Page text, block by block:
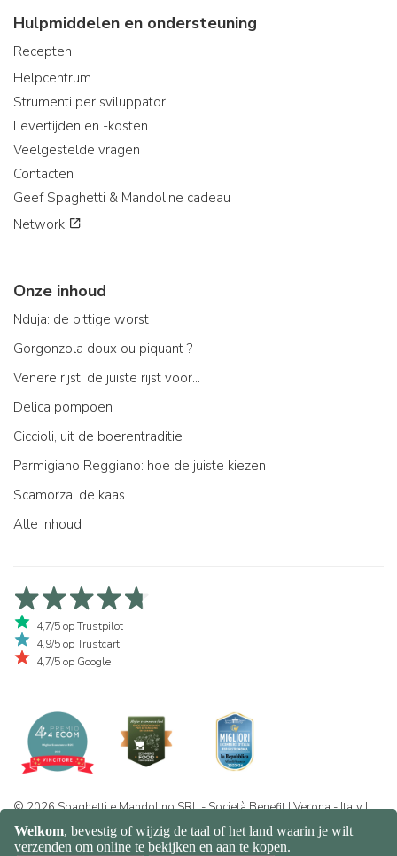
Hulpmiddelen en ondersteuning
Recepten
Helpcentrum
Strumenti per sviluppatori
Levertijden en -kosten
Veelgestelde vragen
Contacten
Geef Spaghetti & Mandoline cadeau
Network
Onze inhoud
Nduja: de pittige worst
Gorgonzola doux ou piquant ?
Venere rijst: de juiste rijst voor...
Delica pompoen
Ciccioli, uit de boerentraditie
Parmigiano Reggiano: hoe de juiste kiezen
Scamorza: de kaas ...
Alle inhoud
4,7/5 op Trustpilot
4,9/5 op Trustcart
4,7/5 op Google
© 2026 Spaghetti e Mandolino SRL - Società Benefit | Verona - Italy |
+39 351 865 9444 | P.I. IT04913730232 | Certificazione BIO: IT-BIO-
016.380-0110744.2026.001 | REA VR-455804 |Privacy- en